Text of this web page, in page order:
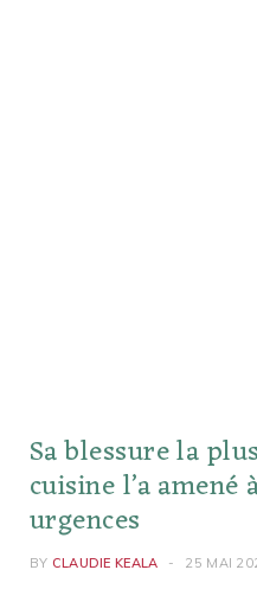
Sa blessure la
cuisine l’a
urgences
BY CLAUDIE KEALA 25 MAI